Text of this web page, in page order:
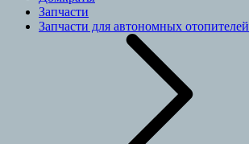
Запчасти
Запчасти для автономных отопителей